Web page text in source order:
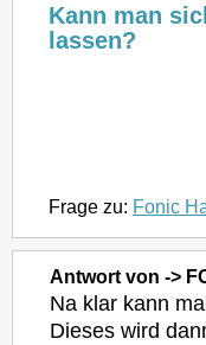
Kann man
lassen?
Frage zu: Fonic
Antwort von ->
Na klar kann
Dieses wird